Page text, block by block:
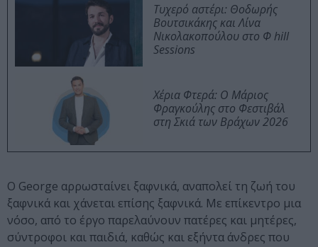
Τυχερό αστέρι: Θοδωρής
Βουτσικάκης και Λίνα
Νικολακοπούλου στο Φ hill
Sessions
Χέρια Φτερά: Ο Μάριος
Φραγκούλης στο Φεστιβάλ
στη Σκιά των Βράχων 2026
Ο George αρρωσταίνει ξαφνικά, αναπολεί τη ζωή του
ξαφνικά και χάνεται επίσης ξαφνικά. Με επίκεντρο μια
νόσο, από το έργο παρελαύνουν πατέρες και μητέρες,
σύντροφοι και παιδιά, καθώς και εξήντα άνδρες που